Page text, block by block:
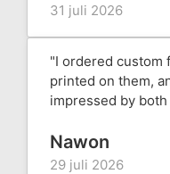
31 juli 2026
"I ordered custom
printed on them,
impressed by both
Nawon
29 juli 2026